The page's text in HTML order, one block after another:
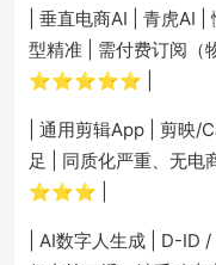
| 垂直电商AI | 青虎AI
型精准 | 需付费订阅
⭐⭐⭐⭐⭐ |
| 通用剪辑App | 剪映/
足 | 同质化严重、无电
⭐⭐⭐ |
| AI数字人生成 | D-ID